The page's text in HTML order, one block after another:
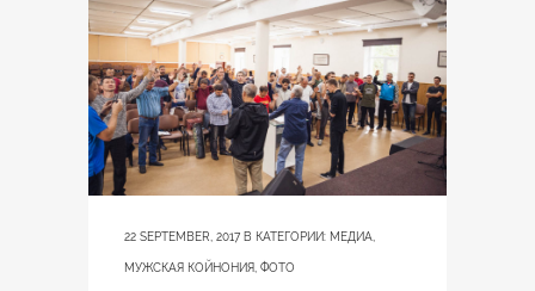
22 SEPTEMBER, 2017 В КАТЕГОРИИ: МЕДИА
МУЖСКАЯ КОЙНОНИЯ ФОТО